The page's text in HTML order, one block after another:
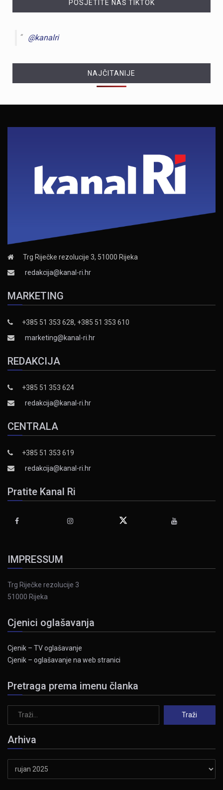
POSJETITE NAŠ TIKTOK
@kanalri
NAJČITANIJE
Trg Riječke rezolucije 3, 51000 Rijeka
redakcija@kanal-ri.hr
MARKETING
+385 51 353 628, +385 51 353 610
marketing@kanal-ri.hr
REDAKCIJA
+385 51 353 624
redakcija@kanal-ri.hr
CENTRALA
+385 51 353 619
redakcija@kanal-ri.hr
Pratite Kanal Ri
IMPRESSUM
Trg Riječke rezolucije 3
51000 Rijeka
Cjenici oglašavanja
Cjenik – TV oglašavanje
Cjenik – oglašavanje na web stranici
Pretraga prema imenu članka
Arhiva